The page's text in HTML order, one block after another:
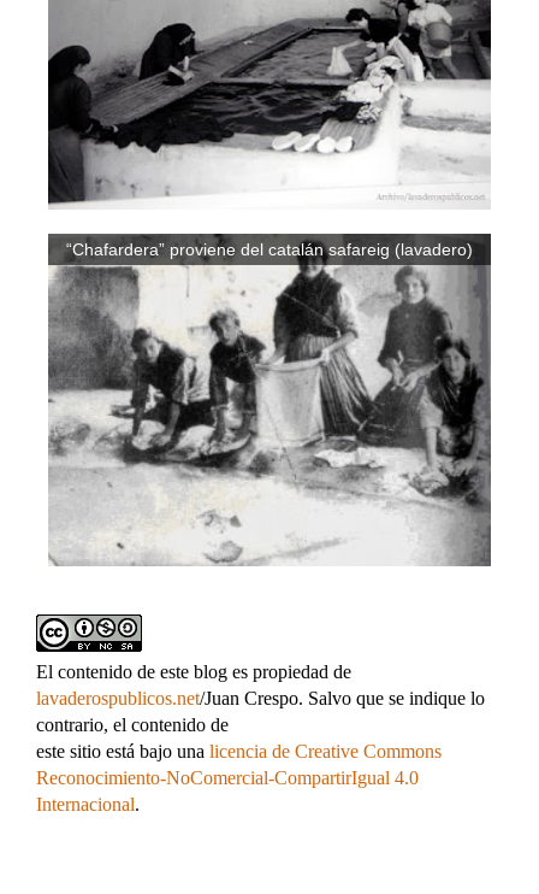
“Chafardera” proviene del catalán safareig (lavadero)
El contenido de este blog es propiedad de
lavaderospublicos.net/Juan Crespo. Salvo que se indique lo
contrario, el contenido de
este sitio está bajo una licencia de Creative Commons
Reconocimiento-NoComercial-CompartirIgual 4.0
Internacional.